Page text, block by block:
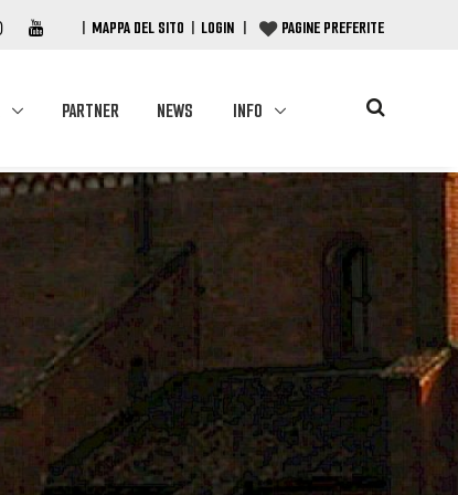
| MAPPA DEL SITO | LOGIN | PAGINE PREFERITE
PARTNER NEWS INFO